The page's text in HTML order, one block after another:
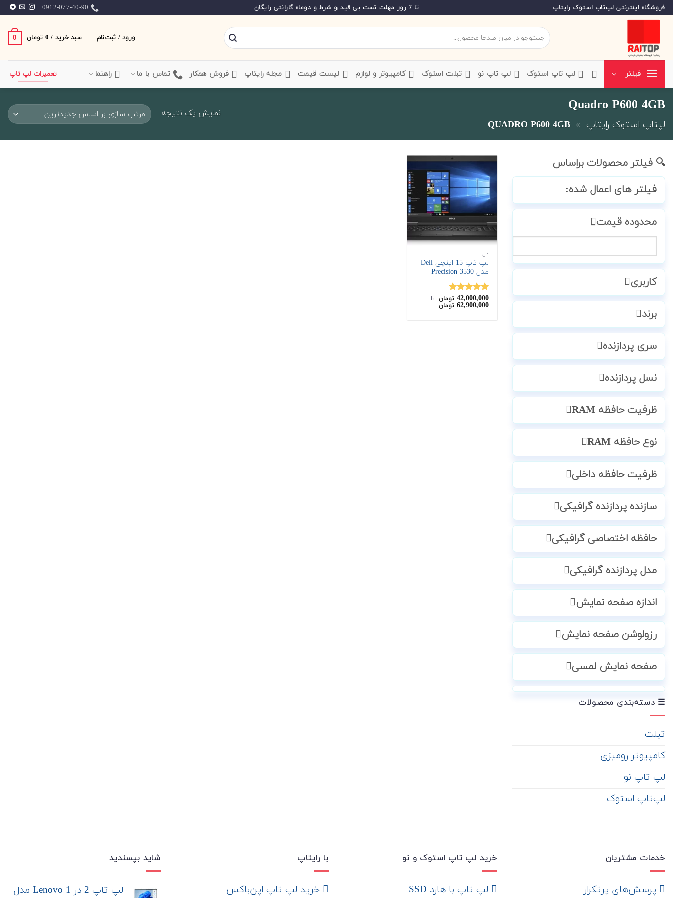
Skip
to
فروشگاه اینترنتی لپ‌تاپ استوک رایتاپ تا 7 روز مهلت تست بی قید و شرط و دوماه گارانتی رایگان 0912-077-40-90
جستجو
برای:
ورود / ثبت‌نام سبد خرید / 0 تومان 0
فیلتر ‌لپ تاپ استوک ‌لپ تاپ نو ‌ تبلت استوک ‌ کامپیوتر و لوازم ‌ لیست قیمت ‌ مجله رایتاپ فروش همکار تماس با ما راهنما تعمیرات لپ تاپ
Quadro P600 4GB
لپتاپ استوک رایتاپ »
QUADRO P600 4GB
نمایش یک نتیجه
🔍 فیلتر محصولات براساس
فیلتر های اعمال شده:
محدوده قیمت
کاربری
برند
سری پردازنده
نسل پردازنده
ظرفیت حافظه RAM
نوع حافظه RAM
ظرفیت حافظه داخلی
سازنده پردازنده گرافیکی
حافظه اختصاصی گرافیکی
مدل پردازنده گرافیکی
اندازه صفحه نمایش
رزولوشن صفحه نمایش
صفحه نمایش لمسی
☰ دسته‌بندی محصولات
تبلت
کامپیوتر رومیزی
لپ تاپ نو
لپ‌تاپ استوک
دل
لپ تاپ 15 اینچی Dell
مدل Precision 3530
نمره5.00
از 5
42,000,000 تومان ‌ تا ‌
62,900,000 تومان
خدمات مشتریان
‌ پرسش‌های پرتکرار
خرید لپ تاپ استوک و نو
لپ تاپ با هارد SSD
با رایتاپ
‌ خرید لپ تاپ اپن‌باکس
شاید بپسندید
لپ تاپ 2 در 1 Lenovo مدل